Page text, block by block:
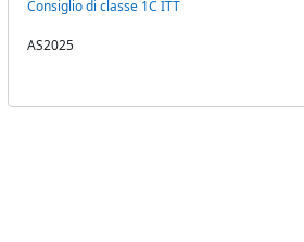
Consiglio di classe 1C ITT
AS2025